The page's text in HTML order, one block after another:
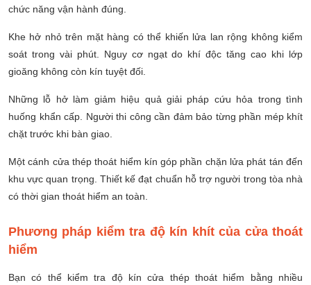
chức năng vận hành đúng.
Khe hở nhỏ trên mặt hàng có thể khiến lửa lan rộng không kiểm
soát trong vài phút. Nguy cơ ngạt do khí độc tăng cao khi lớp
gioăng không còn kín tuyệt đối.
Những lỗ hở làm giảm hiệu quả giải pháp cứu hỏa trong tình
huống khẩn cấp. Người thi công cần đảm bảo từng phần mép khít
chặt trước khi bàn giao.
Một cánh cửa thép thoát hiểm kín góp phần chặn lửa phát tán đến
khu vực quan trọng. Thiết kế đạt chuẩn hỗ trợ người trong tòa nhà
có thời gian thoát hiểm an toàn.
Phương pháp kiểm tra độ kín khít của cửa thoát
hiểm
Bạn có thể kiểm tra độ kín cửa thép thoát hiểm bằng nhiều